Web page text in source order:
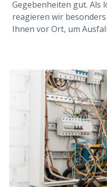
Gegebenheiten gut. Als
reagieren wir
Ihnen vor Ort, um